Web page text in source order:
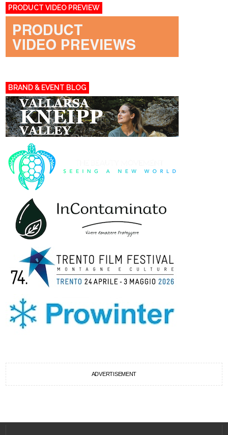
PRODUCT VIDEO PREVIEW
BRAND & EVENT BLOG
ADVERTISEMENT